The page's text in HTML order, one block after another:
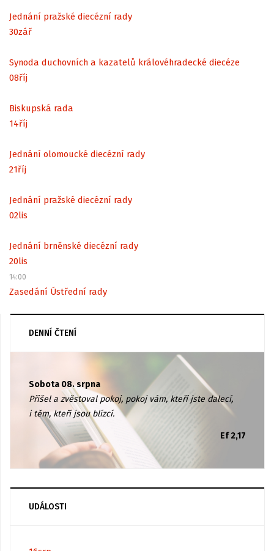
Jednání pražské diecézní rady
30zář
Synoda duchovních a kazatelů královéhradecké diecéze
08říj
Biskupská rada
14říj
Jednání olomoucké diecézní rady
21říj
Jednání pražské diecézní rady
02lis
Jednání brněnské diecézní rady
20lis
14:00
Zasedání Ústřední rady
DENNÍ ČTENÍ
Sobota 08. srpna
Přišel a zvěstoval pokoj, pokoj vám, kteří jste dalecí,
i těm, kteří jsou blízcí.
Ef 2,17
UDÁLOSTI